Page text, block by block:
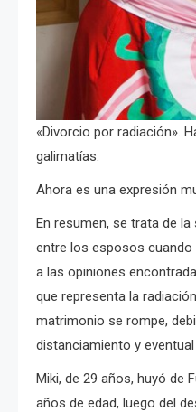
«Divorcio por radiación».
galimatías.
Ahora es una expresión
En resumen, se trata de
entre los esposos cuando
a las opiniones
que representa la
matrimonio se rompe,
distanciamiento y
Miki, de 29 años, huyó de
años de edad, luego del